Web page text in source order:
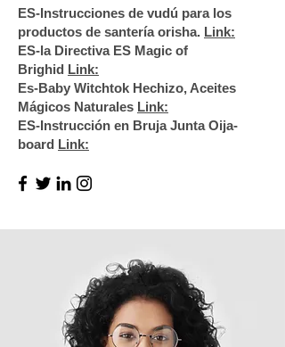
ES-Instrucciones de vudú para los
productos de santería orisha. Link:
ES-la Directiva ES Magic of
Brighid Link:
Es-Baby Witchtok Hechizo, Aceites
Mágicos Naturales Link:
ES-Instrucción en Bruja Junta Oija-
board Link: